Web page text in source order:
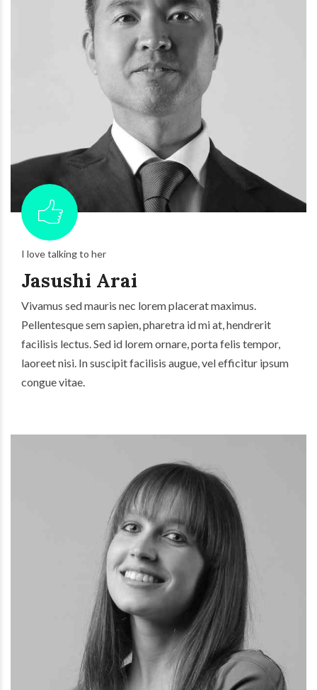
I love talking to her
Jasushi Arai
Vivamus sed mauris nec lorem placerat maximus.
Pellentesque sem sapien, pharetra id mi at, hendrerit
facilisis lectus. Sed id lorem ornare, porta felis tempor,
laoreet nisi. In suscipit facilisis augue, vel efficitur ipsum
congue vitae.